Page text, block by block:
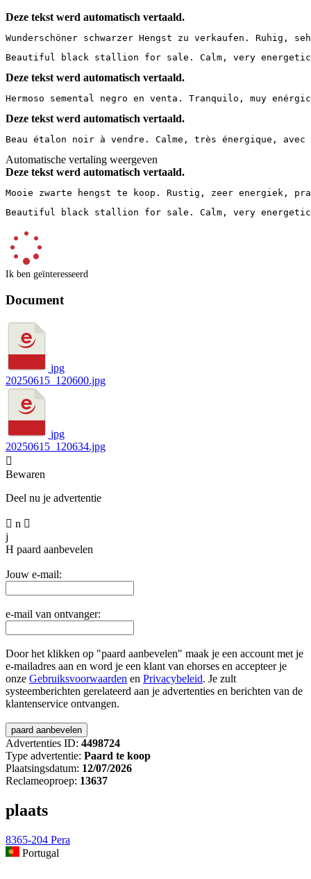
Deze tekst werd automatisch vertaald.
Wunderschöner schwarzer Hengst zu verkaufen. Ruhig,
Beautiful black stallion for sale. Calm, very energetic,
Deze tekst werd automatisch vertaald.
Hermoso semental negro en venta. Tranquilo, muy
Deze tekst werd automatisch vertaald.
Beau étalon noir à vendre. Calme, très énergique, avec
Automatische vertaling weergeven
Deze tekst werd automatisch vertaald.
Mooie zwarte hengst te koop. Rustig, zeer energiek,
Beautiful black stallion for sale. Calm, very energetic,
Ik ben geïnteresseerd
Document
jpg
20250615_120600.jpg
jpg
20250615_120634.jpg

Bewaren
Deel nu je advertentie
 n 
j
H paard aanbevelen
Jouw e-mail:
e-mail van ontvanger:
Door het klikken op "paard aanbevelen" maak je een account met je
e-mailadres aan en word je een klant van ehorses en accepteer je
onze Gebruiksvoorwaarden en Privacybeleid. Je zult
systeemberichten gerelateerd aan je advertenties en berichten van de
klantenservice ontvangen.
Advertenties ID: 4498724
Type advertentie: Paard te koop
Plaatsingsdatum: 12/07/2026
Reclameoproep: 13637
plaats
8365-204 Pera
Portugal